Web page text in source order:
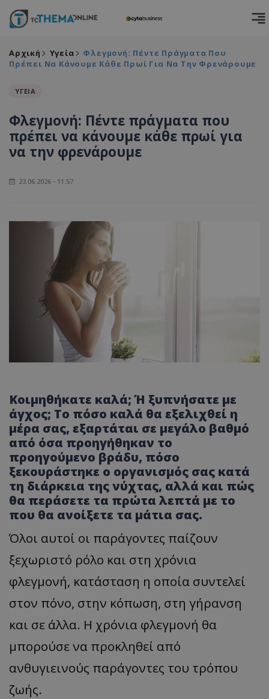
Αρχική Υγεία
Φλεγμονή: Πέντε Πράγματα Που
Πρέπει Να Κάνουμε Κάθε Πρωί Για Να Την Φρενάρουμε
ΥΓΕΙΑ
Φλεγμονή: Πέντε πράγματα που
πρέπει να κάνουμε κάθε πρωί για
να την φρενάρουμε
23.06.2026 - 11:57
Κοιμηθήκατε καλά; Ή ξυπνήσατε με
άγχος; Το πόσο καλά θα εξελιχθεί η
μέρα σας, εξαρτάται σε μεγάλο βαθμό
από όσα προηγήθηκαν το
προηγούμενο βράδυ, πόσο
ξεκουράστηκε ο οργανισμός σας κατά
τη διάρκεια της νύχτας, αλλά και πώς
θα περάσετε τα πρώτα λεπτά με το
που θα ανοίξετε τα μάτια σας.
Όλοι αυτοί οι παράγοντες παίζουν
ξεχωριστό ρόλο και στη χρόνια
φλεγμονή, κατάσταση η οποία συντελεί
στον πόνο, στην κόπωση, στη γήρανση
και σε άλλα. Η χρόνια φλεγμονή θα
μπορούσε να προκληθεί από
ανθυγιεινούς παράγοντες του τρόπου
ζωής.